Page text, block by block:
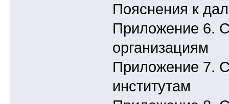
Пояснения к
Приложение 6.
организациям
Приложение 7.
институтам